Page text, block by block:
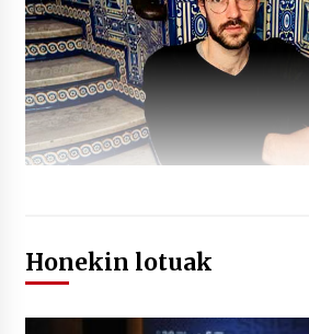
Honekin lotuak